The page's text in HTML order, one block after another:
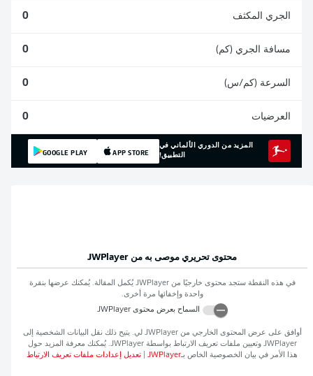
الجري المكثف 0
مسافة الجري (كم) 0
السرعة (كم/س) 0
العرضيات 0
المزيد من الدوري الألماني في
التطبيق!
APP STORE
GOOGLE PLAY
محتوى تحريري موصى به من JWPlayer
في هذه النقطة ستجد محتوى خارجيًا منJWPlayer يُكمل المقالة. يُمكنك عرضها بنقرة
واحدة وإخفائها مرة أخرى.
السماح بعرض محتوىJWPlayer
أوافق على عرض المحتوى الخارجي منJWPlayer لي. يتيح ذلك نقل البيانات الشخصية إلى
JWPlayer وتعيين ملفات تعريف الارتباط بواسطةJWPlayer. يُمكنك معرفة المزيد حول
هذا الأمر في بيان الخصوصية الخاص بـJWPlayer تعديل إعدادات ملفات تعريف الارتباط